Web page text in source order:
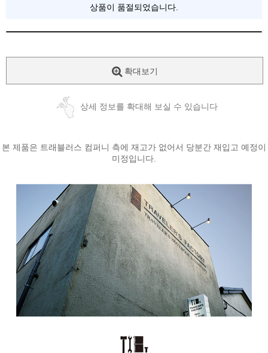
상품이 품절되었습니다.
확대보기
상세 정보를 확대해 보실 수 있습니다
본 제품은 트래블러스 컴퍼니 측에 재고가 없어서 당분간 재입고 예정이
미정입니다.